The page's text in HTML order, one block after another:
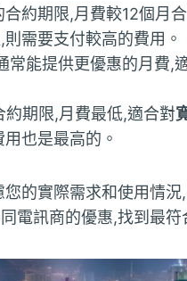
合約期限,月費較12個月
需要支付較高的費用。
常能提供更優惠的月費,
約期限,月費最低,適合對
也是最高的。
的實際需求和使用情
電訊商的優惠,找到最符